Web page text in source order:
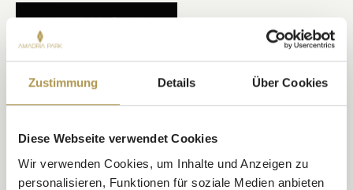
Zustimmung Details Über Cookies
Diese Webseite verwendet Cookies
Wir verwenden Cookies, um Inhalte und Anzeigen zu
personalisieren, Funktionen für soziale Medien anbieten
JETZT BUCHEN